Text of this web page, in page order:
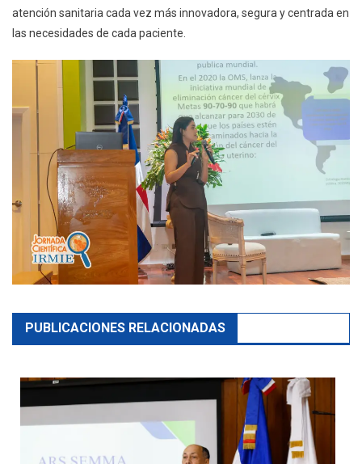
atención sanitaria cada vez más innovadora, segura y centrada en
las necesidades de cada paciente.
PUBLICACIONES RELACIONADAS